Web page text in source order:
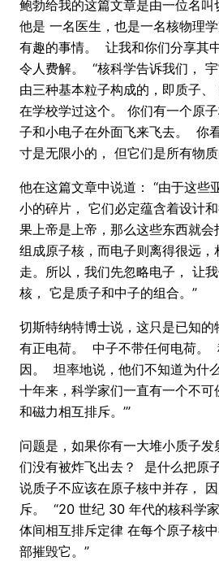
鲍勃给我的这篇文章是由一位名叫
他是 一名医生，也是一名核物理
有趣的事情。 让我和你们分享其
令人费解。 “核科学告诉我们，
由三种基本粒子构成的，即质子、
在学校学过这个。 你们有一个原
子和小电子在外面飞来飞去。 你
寸是无限小的， 但它们是所有物质
他在这篇文章中说道： “由于这些
小的碎片， 它们必定蕴含着设计
果上帝是上帝，那么这些东西就
组成原子核，而电子则离得很远
走。所以，我们先忽略电子， 让
核， 它是质子和中子的组合。”
切斯特纳特博士说，这只是已知的
有正电荷。 中子不带任何电荷。
因。 坦率地说，他们不知道为什
十年来，科学家们一直有一个不可
和磁力相互排斥。’”
问题是，如果你有一大堆小质子
们没有被炸飞出去？ 是什么把原
说质子不应该在原子核中并存，
斥。 “20 世纪 30 年代的核科学
体间相互排斥定律 在每个原子核
部摧毁它。”